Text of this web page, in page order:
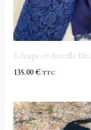
Écharpe en dentelle
135,00€ TTC